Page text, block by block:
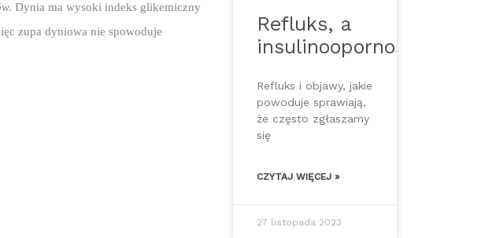
Dynia ma wysoki indeks glikemiczny
zupa dyniowa nie spowoduje
Refluks, a
insulinooporność
Refluks i objawy, jakie
powoduje sprawiają,
że często zgłaszamy
się
CZYTAJ WIĘCEJ »
27 listopada 2023